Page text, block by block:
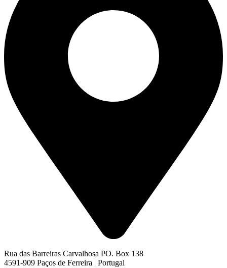
Rua das Barreiras Carvalhosa PO. Box 138
4591-909 Paços de Ferreira | Portugal